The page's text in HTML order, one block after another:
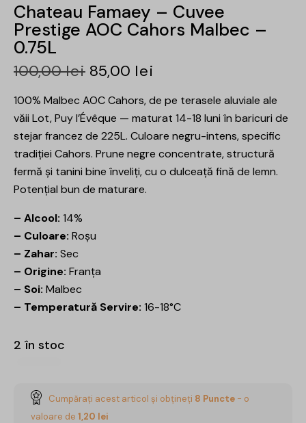
Chateau Famaey – Cuvee
Prestige AOC Cahors Malbec –
0.75L
100,00lei 85,00 lei
100% Malbec AOC Cahors, de pe terasele aluviale ale
văii Lot, Puy l’Évêque — maturat 14-18 luni în baricuri de
stejar francez de 225L. Culoare negru-intens, specific
tradiției Cahors. Prune negre concentrate, structură
fermă și tanini bine înveliți, cu o dulceață fină de lemn.
Potențial bun de maturare.
– Alcool: 14%
– Culoare: Roșu
– Zahar: Sec
– Origine: Franța
– Soi: Malbec
– Temperatură Servire: 16-18°C
2 în stoc
Cumpărați acest articol și obțineți 8 Puncte - o
valoare de 1,20 lei